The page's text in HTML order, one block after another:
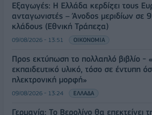
Εξαγωγές: Η Ελλάδα κερδίζει τους
ανταγωνιστές – Άνοδος μεριδίων σε
κλάδους (Εθνική Τράπεζα)
09/08/2026 - 13:51 ΟΙΚΟΝΟΜΙΑ
Προς εκτύπωση το πολλαπλό βιβλίο -
εκπαιδευτικό υλικό, τόσο σε έντυπη
ηλεκτρονική μορφή»
09/08/2026 - 13:24 ΕΛΛΑΔΑ
Γερμανία: Το Βερολίνο θα επεκτείνει